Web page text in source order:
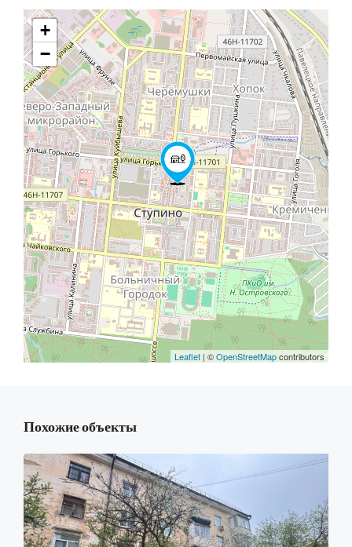
+
−
Leaflet | ©OpenStreetMapcontributors
Похожие объекты